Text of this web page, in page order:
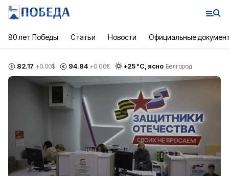
80 лет Победы Статьи Новости Официальные
82.17 +0.00$ 94.84 +0.00€ +25°С, ясно Белгород